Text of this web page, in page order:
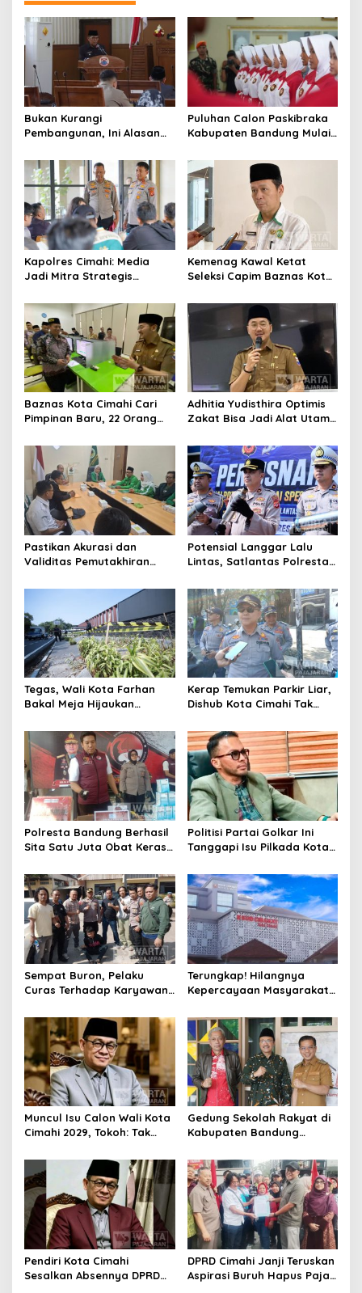
Bukan Kurangi
Pembangunan, Ini Alasan
Pengurangan Belanja
Daerah
Puluhan Calon Paskibraka
Kabupaten Bandung Mulai
Kapolres Cimahi: Media
Jadi Mitra Strategis
Publik
Kemenag Kawal Ketat
Seleksi Capim Baznas Kota
Komisioner Baznas
Berintegritas
Baznas Kota Cimahi Cari
Pimpinan Baru, 22 Orang
Adhitia Yudisthira Optimis
Zakat Bisa Jadi Alat Utama
Kota Cimahi
Pastikan Akurasi dan
Validitas Pemutakhiran
Cimahi Lakukan
Potensial Langgar Lalu
Lintas, Satlantas Polresta
Motor Berknalpot Brong
Tegas, Wali Kota Farhan
Bakal Meja Hijaukan
Riau
Kerap Temukan Parkir Liar,
Dishub Kota Cimahi Tak
Pembinaan
Polresta Bandung Berhasil
Sita Satu Juta Obat Keras
Kasus Narkoba
Politisi Partai Golkar Ini
Tanggapi Isu Pilkada Kota
Sempat Buron, Pelaku
Curas Terhadap Karyawan
Ditangkap Polisi
Terungkap! Hilangnya
Kepercayaan Masyarakat
Rebranding RSUD Cibabat
Muncul Isu Calon Wali Kota
Cimahi 2029, Tokoh: Tak
Legitimasi Parpol
Gedung Sekolah Rakyat di
Kabupaten Bandung
Siap Tampung Dua Ribu
Siswa
Pendiri Kota Cimahi
Sesalkan Absennya DPRD
DPRD Cimahi Janji Teruskan
Aspirasi Buruh Hapus Pajak